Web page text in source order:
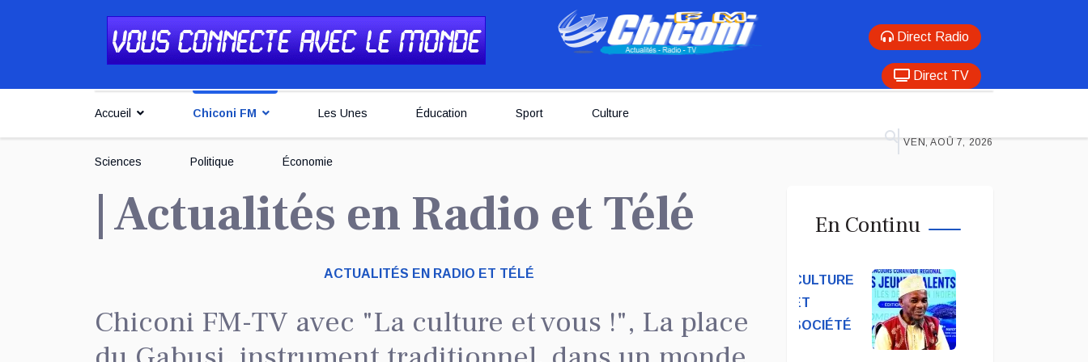
Direct Radio
Direct TV
Accueil Chiconi FM Les Unes Éducation Sport Culture
Sciences Politique Économie
VEN, AOÛ 7, 2026
| Actualités en Radio et Télé
ACTUALITÉS EN RADIO ET TÉLÉ
Chiconi FM-TV avec "La culture et vous !", La place
En Continu
CULTURE
ET
SOCIÉTÉ